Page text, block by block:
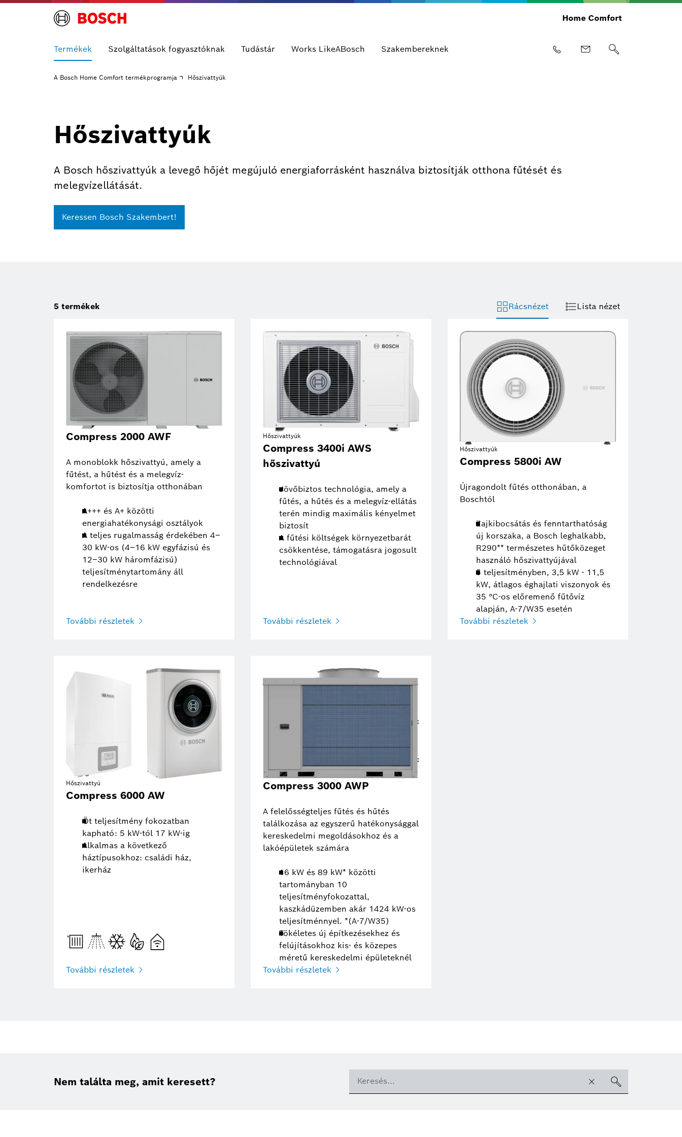
Home Comfort
Termékek Szolgáltatások fogyasztóknak Tudástár Works LikeABosch Szakembereknek
A Bosch Home Comfort termékprogramja Hőszivattyúk
Hőszivattyúk
A Bosch hőszivattyúk a levegő hőjét megújuló energiaforrásként használva biztosítják otthona fűtését és
melegvízellátását.
Keressen Bosch Szakembert!
5 termékek Rácsnézet Lista nézet
Compress 2000 AWF
A monoblokk hőszivattyú, amely a
fűtést, a hűtést és a melegvíz-
komfortot is biztosítja otthonában
A+++ és A+ közötti
energiahatékonysági osztályok
A teljes rugalmasság érdekében 4–
30 kW-os (4–16 kW egyfázisú és
12–30 kW háromfázisú)
teljesítménytartomány áll
rendelkezésre
További részletek
Hőszivattyúk
Compress 3400i AWS
hőszivattyú
Jövőbiztos technológia, amely a
fűtés, a hűtés és a melegvíz-ellátás
terén mindig maximális kényelmet
biztosít
A fűtési költségek környezetbarát
csökkentése, támogatásra jogosult
technológiával
További részletek
Hőszivattyúk
Compress 5800i AW
Újragondolt fűtés otthonában, a
Boschtól
Zajkibocsátás és fenntarthatóság
új korszaka, a Bosch leghalkabb,
R290** természetes hűtőközeget
használó hőszivattyújával
5 teljesítményben, 3,5 kW - 11,5
kW, átlagos éghajlati viszonyok és
35 °C-os előremenő fűtővíz
alapján, A-7/W35 esetén
További részletek
Hőszivattyú
Compress 6000 AW
Öt teljesítmény fokozatban
kapható: 5 kW-tól 17 kW-ig
Alkalmas a következő
háztípusokhoz: családi ház,
ikerház
További részletek
Compress 3000 AWP
A felelősségteljes fűtés és hűtés
találkozása az egyszerű hatékonysággal
kereskedelmi megoldásokhoz és a
lakóépületek számára
16 kW és 89 kW* közötti
tartományban 10
teljesítményfokozattal,
kaszkádüzemben akár 1424 kW-os
teljesítménnyel. *(A-7/W35)
Tökéletes új építkezésekhez és
felújításokhoz kis- és közepes
méretű kereskedelmi épületeknél
További részletek
Nem találta meg, amit keresett?